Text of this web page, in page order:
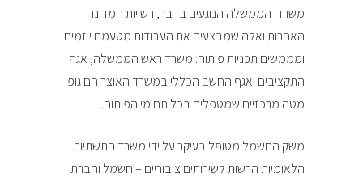
משרדי הממשלה הנוגעים בדבר, רשויות המדינה
האחרות ואלה שמבצעים את העבודות מטעמם יוזמים
ומממשים תכניות פיתוח: משרד ראש הממשלה, אגף
התקציבים ואגף החשב הכללי במשרד האוצר הם גופי
מטה מרכזיים שמטפלים בכל תחומי הפיתוח.
משק החשמל מטופל בעיקר על ידי משרד התשתיות
הלאומיות הרשות לשירותים ציבוריים – חשמל וחברת